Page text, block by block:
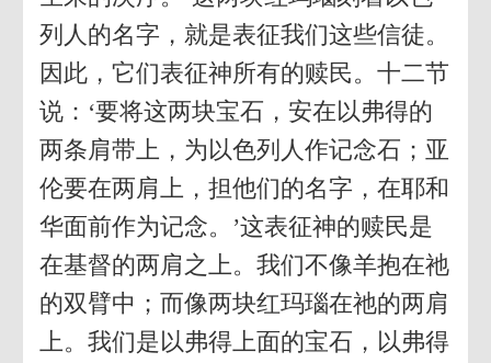
列人的名字，就是表征我们这些信徒。
因此，它们表征神所有的赎民。十二节
说：‘要将这两块宝石，安在以弗得的
两条肩带上，为以色列人作记念石；亚
伦要在两肩上，担他们的名字，在耶和
华面前作为记念。’这表征神的赎民是
在基督的两肩之上。我们不像羊抱在祂
的双臂中；而像两块红玛瑙在祂的两肩
上。我们是以弗得上面的宝石，以弗得